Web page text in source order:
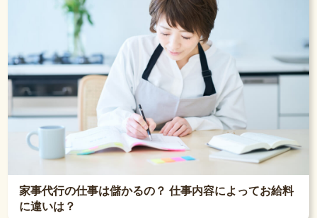
家事代行の仕事は儲かるの？ 仕事内容によってお給料
に違いは？